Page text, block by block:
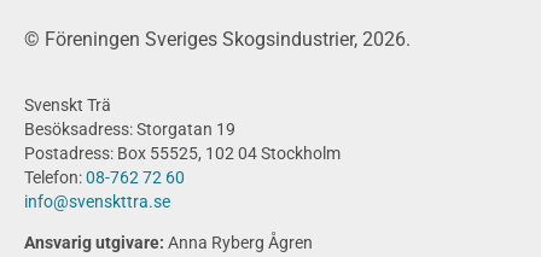
Byggnation och utförande
Utförande
Produkter
Konstruktionsvirke
Konstruktionsvirke Behandlat
© Föreningen Sveriges Skogsindustrier, 2026.
Svenskt Trä
Besöksadress: Storgatan 19
Postadress: Box 55525, 102 04 Stockholm
Telefon:08-762 72 60
info@svenskttra.se
Ansvarig utgivare: Anna Ryberg Ågren